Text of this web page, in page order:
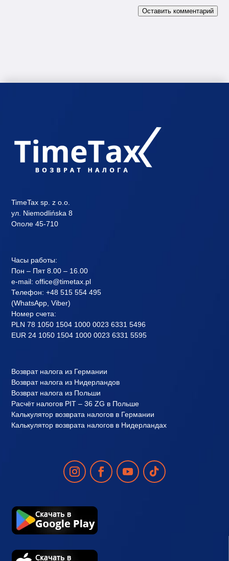
Оставить комментарий
TimeTax sp. z o.o.
ул. Niemodlińska 8
Ополе 45-710
Часы работы:
Пон – Пят 8.00 – 16.00
e-mail:office@timetax.pl
Телефон:+48 515 554 495
(WhatsApp , Viber)
Номер счета:
PLN 78 1050 1504 1000 0023 6331 5496
EUR 24 1050 1504 1000 0023 6331 5595
Возврат налога из Германии
Возврат налога из Нидерландов
Возврат налога из Польши
Расчёт налогов PIT – 36 ZG в Польше
Калькулятор возврата налогов в Германии
Калькулятор возврата налогов в Нидерландах